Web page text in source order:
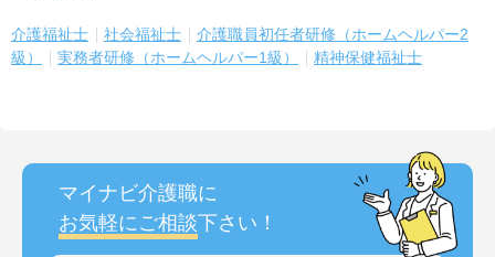
介護福祉士 社会福祉士
介護職員初任者研修（ホームヘルパー2
級）
実務者研修（ホームヘルパー1級） 精神保健福祉士
マイナビ介護職に
お気軽にご相談下さい！